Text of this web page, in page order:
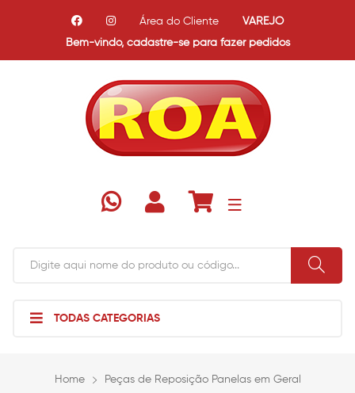
Bem-vindo, cadastre-se para fazer pedidos
Área do Cliente VAREJO
TODAS CATEGORIAS
Home
Peças de Reposição Panelas em Geral